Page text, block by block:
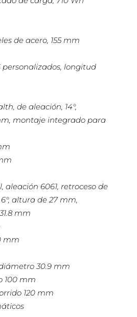
de acero, 155 mm
personalizados, longitud
de aleación, 14°,
montaje integrado para
aleación 6061, retroceso de
altura de 27 mm,
mm
mm
30.9 mm
100 mm
120 mm